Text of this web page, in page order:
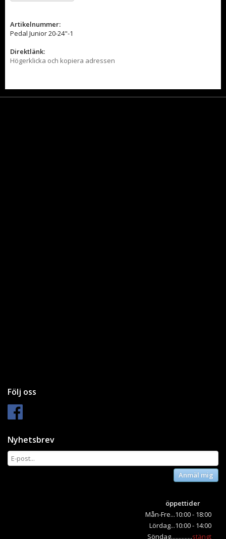
Artikelnummer:
Pedal Junior 20-24"-1
Direktlänk:
Högerklicka och kopiera adressen
Följ oss
Nyhetsbrev
Anmäl mig
öppettider
Mån-Fre...10:00 - 18:00
Lördag...10:00 - 14:00
Söndag..............stängt